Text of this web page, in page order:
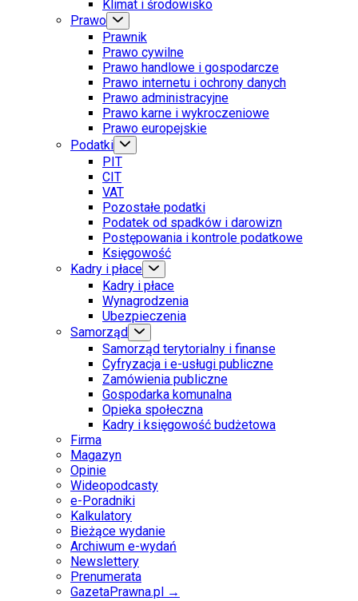
Klimat i środowisko
Prawo
Prawnik
Prawo cywilne
Prawo handlowe i gospodarcze
Prawo internetu i ochrony danych
Prawo administracyjne
Prawo karne i wykroczeniowe
Prawo europejskie
Podatki
PIT
CIT
VAT
Pozostałe podatki
Podatek od spadków i darowizn
Postępowania i kontrole podatkowe
Księgowość
Kadry i płace
Kadry i płace
Wynagrodzenia
Ubezpieczenia
Samorząd
Samorząd terytorialny i finanse
Cyfryzacja i e-usługi publiczne
Zamówienia publiczne
Gospodarka komunalna
Opieka społeczna
Kadry i księgowość budżetowa
Firma
Magazyn
Opinie
Wideopodcasty
e-Poradniki
Kalkulatory
Bieżące wydanie
Archiwum e-wydań
Newslettery
Prenumerata
GazetaPrawna.pl →